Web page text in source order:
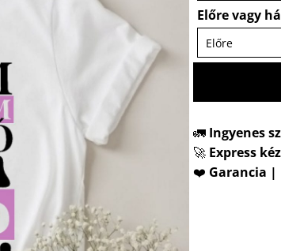
Előre vagy
🚛 Ingyenes
🚀 Express
❤️ Garancia |